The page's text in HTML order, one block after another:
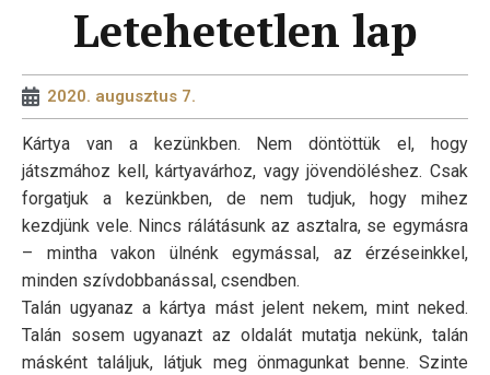
Letehetetlen lap
2020. augusztus 7.
Kártya van a kezünkben. Nem döntöttük el, hogy
játszmához kell, kártyavárhoz, vagy jövendöléshez. Csak
forgatjuk a kezünkben, de nem tudjuk, hogy mihez
kezdjünk vele. Nincs rálátásunk az asztalra, se egymásra
– mintha vakon ülnénk egymással, az érzéseinkkel,
minden szívdobbanással, csendben.
Talán ugyanaz a kártya mást jelent nekem, mint neked.
Talán sosem ugyanazt az oldalát mutatja nekünk, talán
másként találjuk, látjuk meg önmagunkat benne. Szinte